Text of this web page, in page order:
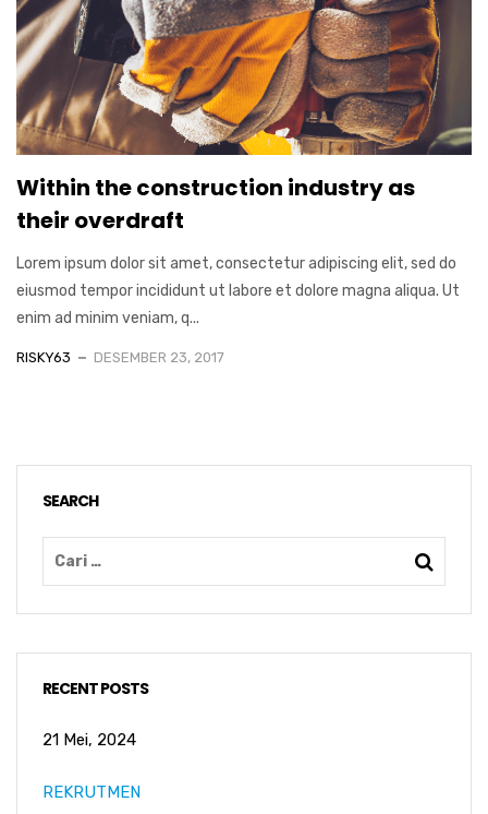
Within the construction industry as
their overdraft
Lorem ipsum dolor sit amet, consectetur adipiscing elit, sed do
eiusmod tempor incididunt ut labore et dolore magna aliqua. Ut
enim ad minim veniam, q...
RISKY63 DESEMBER 23, 2017
SEARCH
RECENT POSTS
21 Mei, 2024
REKRUTMEN